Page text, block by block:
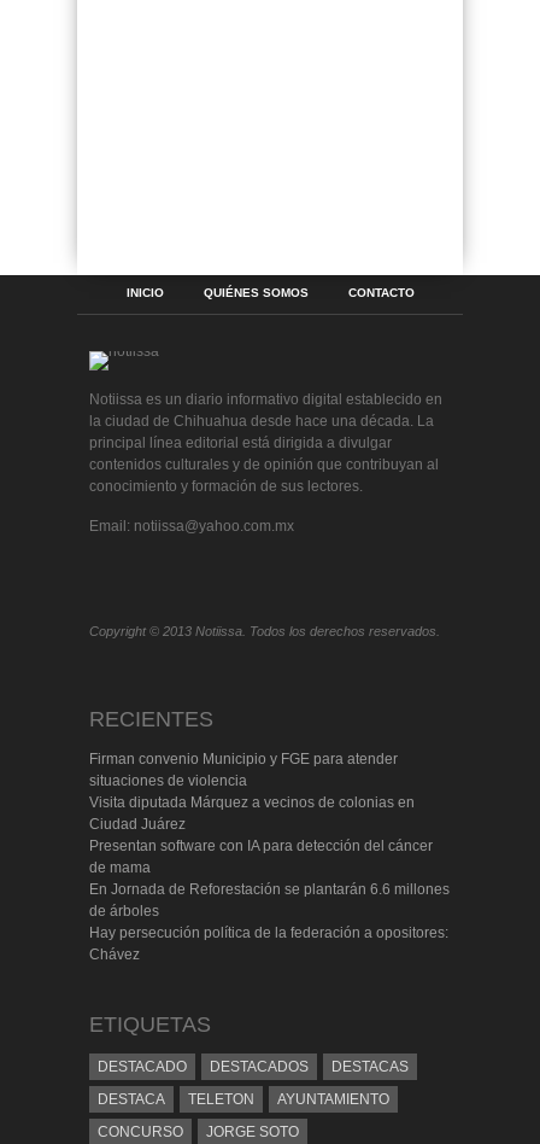
INICIO QUIÉNES SOMOS CONTACTO
Notiissa es un diario informativo digital establecido en
la ciudad de Chihuahua desde hace una década. La
principal línea editorial está dirigida a divulgar
contenidos culturales y de opinión que contribuyan al
conocimiento y formación de sus lectores.
Email: notiissa@yahoo.com.mx
Copyright © 2013 Notiissa. Todos los derechos reservados.
RECIENTES
Firman convenio Municipio y FGE para atender
situaciones de violencia
Visita diputada Márquez a vecinos de colonias en
Ciudad Juárez
Presentan software con IA para detección del cáncer
de mama
En Jornada de Reforestación se plantarán 6.6 millones
de árboles
Hay persecución política de la federación a opositores:
Chávez
ETIQUETAS
DESTACADO DESTACADOS
DESTACAS
DESTACA
TELETON
AYUNTAMIENTO
CONCURSO
JORGE SOTO